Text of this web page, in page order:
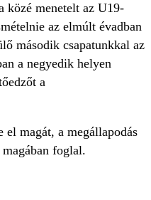
közé menetelt az U19-
az elmúlt évadban
második csapatunkkal az
a negyedik helyen
a
magát, a megállapodás
foglal.